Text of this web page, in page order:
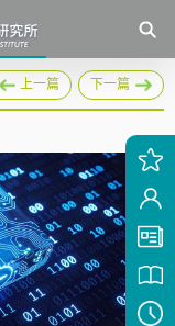
上一篇 下一篇